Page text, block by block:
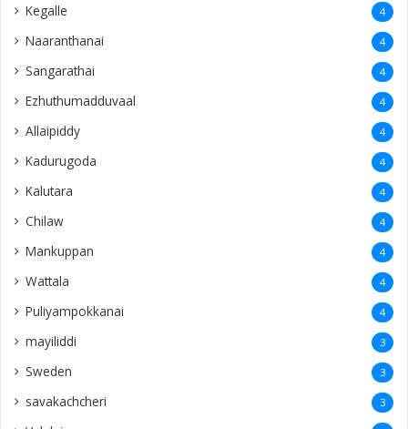
Kegalle 4
Naaranthanai 4
Sangarathai 4
Ezhuthumadduvaal 4
Allaipiddy 4
Kadurugoda 4
Kalutara 4
Chilaw 4
Mankuppan 4
Wattala 4
Puliyampokkanai 4
mayiliddi 3
Sweden 3
savakachcheri 3